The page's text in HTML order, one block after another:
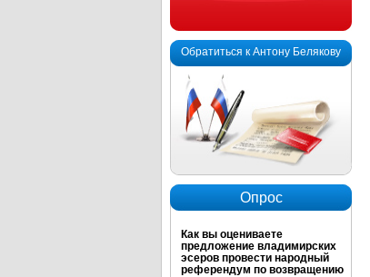
Обратиться к Антону Белякову
Опрос
Как вы оцениваете
предложение владимирских
эсеров провести народный
референдум по возвращению